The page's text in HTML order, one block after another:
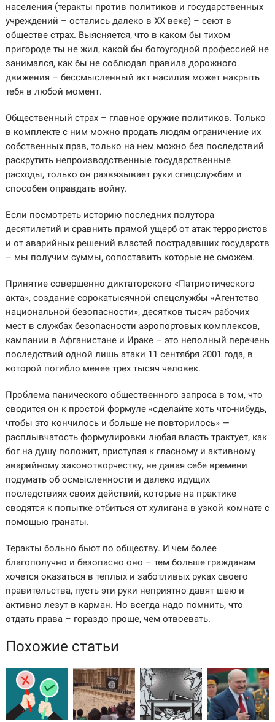
населения (теракты против политиков и государственных
учреждений – остались далеко в XX веке) – сеют в
обществе страх. Выясняется, что в каком бы тихом
пригороде ты не жил, какой бы богоугодной профессией не
занимался, как бы не соблюдал правила дорожного
движения – бессмысленный акт насилия может накрыть
тебя в любой момент.
Общественный страх – главное оружие политиков. Только
в комплекте с ним можно продать людям ограничение их
собственных прав, только на нем можно без последствий
раскрутить непроизводственные государственные
расходы, только он развязывает руки спецслужбам и
способен оправдать войну.
Если посмотреть историю последних полутора
десятилетий и сравнить прямой ущерб от атак террористов
и от аварийных решений властей пострадавших государств
– мы получим суммы, сопоставить которые не сможем.
Принятие совершенно диктаторского «Патриотического
акта», создание сорокатысячной спецслужбы «Агентство
национальной безопасности», десятков тысяч рабочих
мест в службах безопасности аэропортовых комплексов,
кампании в Афганистане и Ираке – это неполный перечень
последствий одной лишь атаки 11 сентября 2001 года, в
которой погибло менее трех тысяч человек.
Проблема панического общественного запроса в том, что
сводится он к простой формуле «сделайте хоть что-нибудь,
чтобы это кончилось и больше не повторилось» —
расплывчатость формулировки любая власть трактует, как
бог на душу положит, приступая к гласному и активному
аварийному законотворчеству, не давая себе времени
подумать об осмысленности и далеко идущих
последствиях своих действий, которые на практике
сводятся к попытке отбиться от хулигана в узкой комнате с
помощью гранаты.
Теракты больно бьют по обществу. И чем более
благополучно и безопасно оно – тем больше гражданам
хочется оказаться в теплых и заботливых руках своего
правительства, пусть эти руки неприятно давят шею и
активно лезут в карман. Но всегда надо помнить, что
отдать права – гораздо проще, чем отвоевать.
Похожие статьи